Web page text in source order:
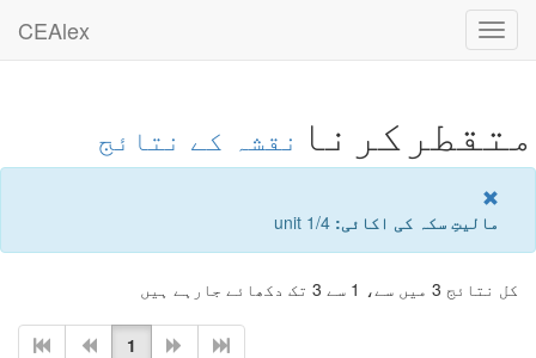
Toggle
navigation
CEAlex
متقطرکرنا نقشہ کے نتائج
مالیتِ سکہ کی اکائی: 1/4 unit
کل نتائج 3 میں سے، 1 سے 3 تک دکھائے جارہے ہیں
1